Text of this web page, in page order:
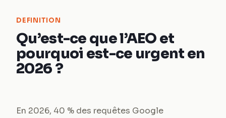
DEFINITION
Qu’est-ce que l’AEO et
pourquoi est-ce urgent en
2026 ?
En 2026, 40 % des requêtes Google